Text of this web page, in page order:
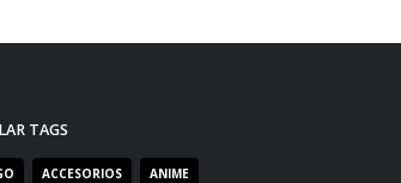
TAGS
ACCESORIOS ANIME